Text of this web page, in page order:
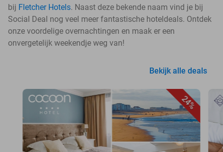
bij Fletcher Hotels. Naast deze bekende naam vind je bij
Social Deal nog veel meer fantastische hoteldeals. Ontdek
onze voordelige overnachtingen en maak er een
onvergetelijk weekendje weg van!
Bekijk alle deals
24%